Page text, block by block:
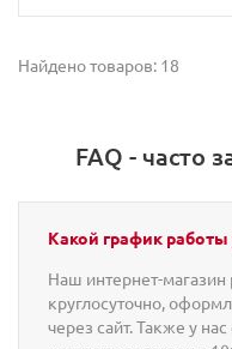
Найдено товаров: 18
FAQ - часто
Какой график работы
Наш интернет-магазин
круглосуточно,
через сайт. Также у